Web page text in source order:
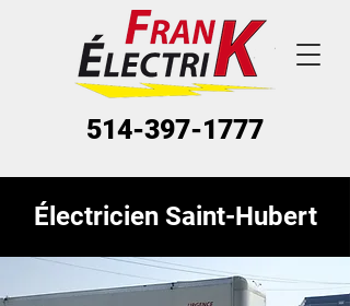
514-397-1777
Électricien Saint-Hubert